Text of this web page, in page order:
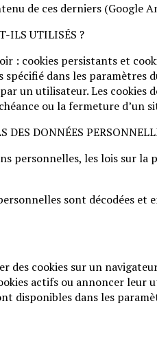
de ces derniers (Google
ILS UTILISÉS ?
: cookies persistants et
dans les paramètres
un utilisateur. Les cookies
ou la fermeture d’un
DONNÉES
personnelles, les lois sur la
sont décodées et
des cookies sur un
actifs ou annoncer
disponibles dans les